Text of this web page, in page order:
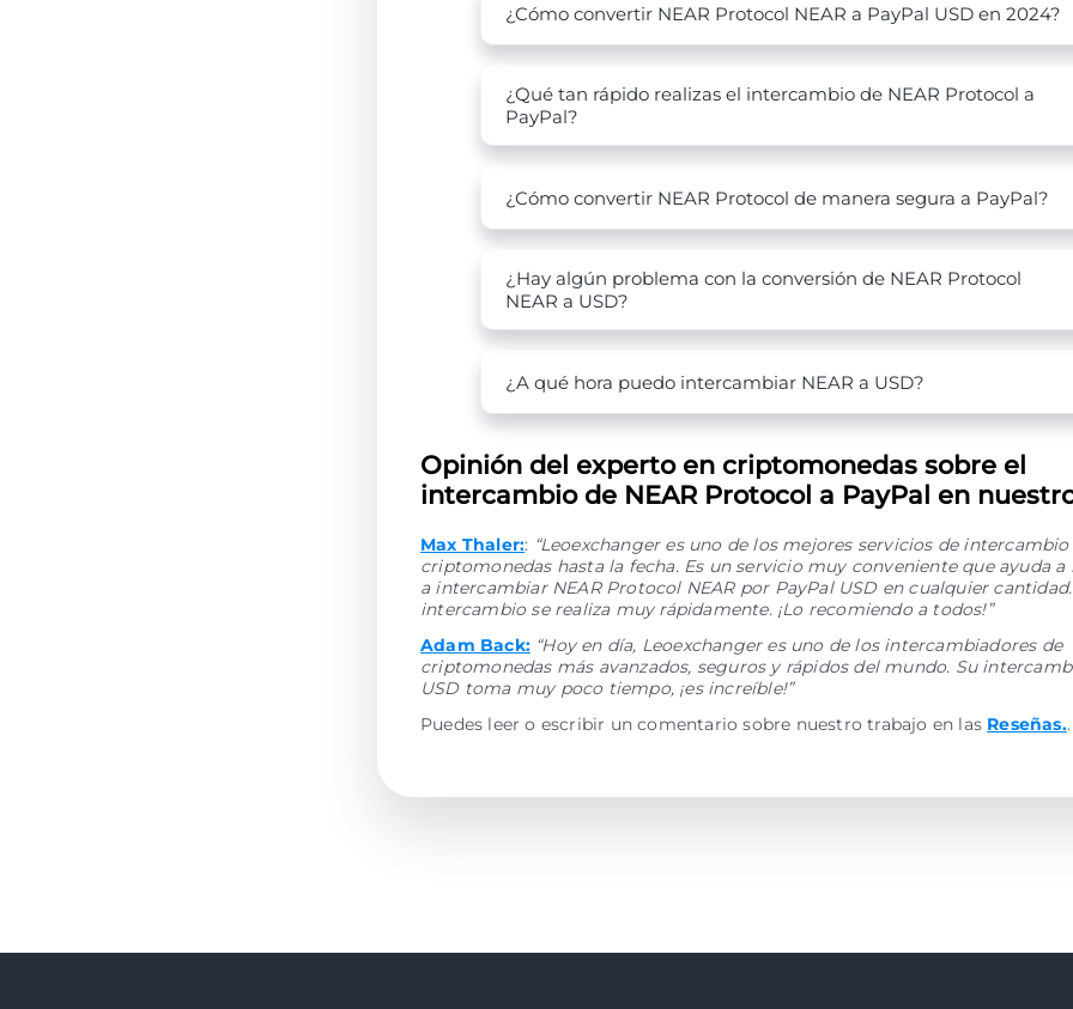
¿Cómo convertir NEAR Protocol NEAR a PayPal USD en 2024?
¿Qué tan rápido realizas el intercambio de NEAR Protocol a
PayPal?
¿Cómo convertir NEAR Protocol de manera segura a PayPal?
¿Hay algún problema con la conversión de NEAR Protocol
NEAR a USD?
¿A qué hora puedo intercambiar NEAR a USD?
Opinión del experto en criptomonedas sobre el
intercambio de NEAR Protocol a PayPal en
Max Thaler:: “Leoexchanger es uno de los mejores servicios de intercambio
criptomonedas hasta la fecha. Es un servicio muy conveniente que ayuda a
a intercambiar NEAR Protocol NEAR por PayPal USD en cualquier
intercambio se realiza muy rápidamente. ¡Lo recomiendo a todos!”
Adam Back: “Hoy en día, Leoexchanger es uno de los intercambiadores de
criptomonedas más avanzados, seguros y rápidos del mundo. Su
USD toma muy poco tiempo, ¡es increíble!”
Puedes leer o escribir un comentario sobre nuestro trabajo en las Reseñas..